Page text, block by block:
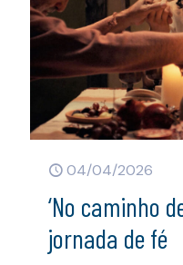
04/04/2026
‘No caminho
jornada de fé